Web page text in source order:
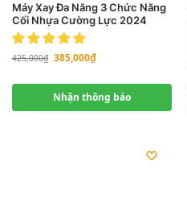
Máy Xay Đa Năng 3 Chức Năng
Cối Nhựa Cường Lực 2024
425,000₫ 385,000₫
Nhận thông báo